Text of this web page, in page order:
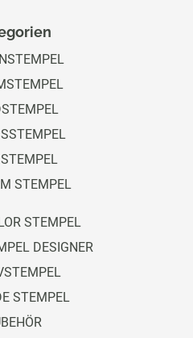
STEMPEL
STEMPEL
DESIGNER
STEMPEL